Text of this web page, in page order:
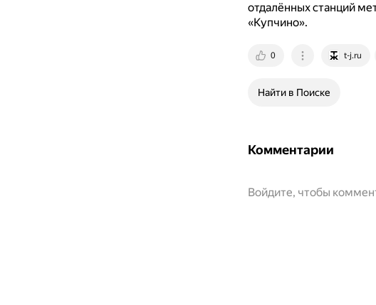
отдалённых станций
«Купчино».
0 t-j.ru
Найти в Поиске
Комментарии
Войдите, чтобы